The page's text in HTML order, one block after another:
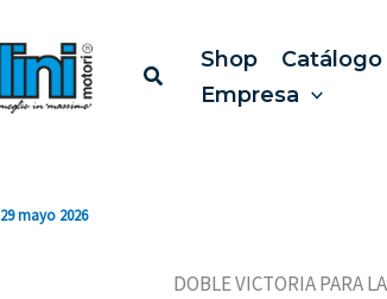
Shop Catálogo
Empresa
29 mayo 2026
DOBLE VICTORIA PARA